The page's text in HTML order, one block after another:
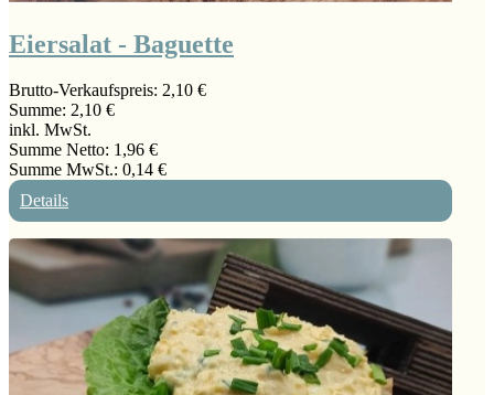
Eiersalat - Baguette
Brutto-Verkaufspreis: 2,10 €
Summe: 2,10 €
inkl. MwSt.
Summe Netto: 1,96 €
Summe MwSt.: 0,14 €
Details